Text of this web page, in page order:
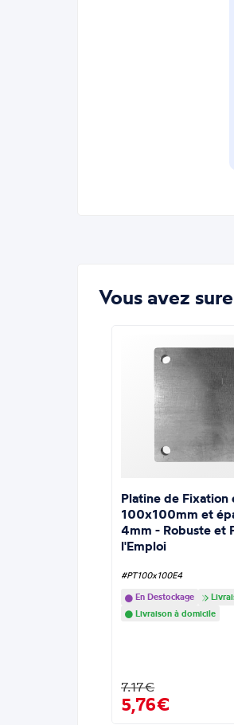
Vous avez
Platine de Fixation
100x100mm et
4mm - Robuste et
l'Emploi
#PT100x100E4
En Destockage
Livraison à domicile
7.17€
5,76€